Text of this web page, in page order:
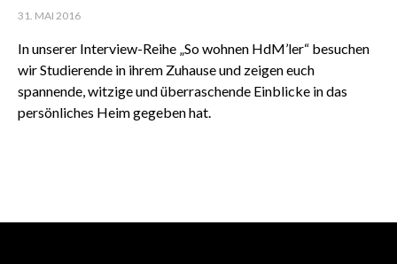
31. MAI 2016
In unserer Interview-Reihe „So wohnen HdM’ler“ besuchen
wir Studierende in ihrem Zuhause und zeigen euch
spannende, witzige und überraschende Einblicke in das
persönliches Heim gegeben hat.